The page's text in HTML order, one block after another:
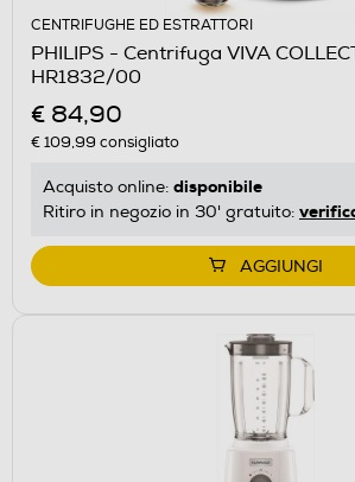
CENTRIFUGHE ED ESTRATTORI
PHILIPS - Centrifuga VIVA
HR1832/00
€ 84,90
€ 109,99 consigliato
Acquisto online: disponibile
Ritiro in negozio in 30' gratuito:
AGGIUNGI